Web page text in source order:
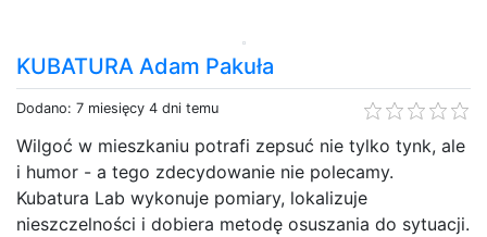
KUBATURA Adam Pakuła
Dodano: 7 miesięcy 4 dni temu
Wilgoć w mieszkaniu potrafi zepsuć nie tylko tynk, ale
i humor - a tego zdecydowanie nie polecamy.
Kubatura Lab wykonuje pomiary, lokalizuje
nieszczelności i dobiera metodę osuszania do sytuacji.